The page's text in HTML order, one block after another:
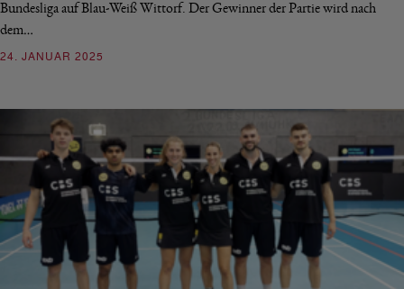
Bundesliga auf Blau-Weiß Wittorf. Der Gewinner der Partie wird nach
dem…
24. JANUAR 2025